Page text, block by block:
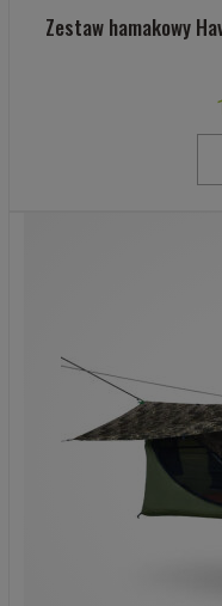
Zestaw hamakowy